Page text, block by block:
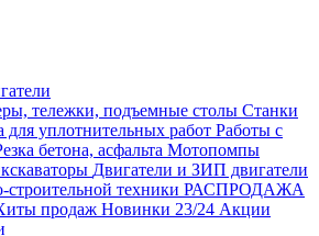
тележки, подъемные столы Станки
для уплотнительных работ Работы с
бетона, асфальта Мотопомпы
Двигатели и ЗИП двигатели
строительной техники РАСПРОДАЖА
продаж Новинки 23/24 Акции